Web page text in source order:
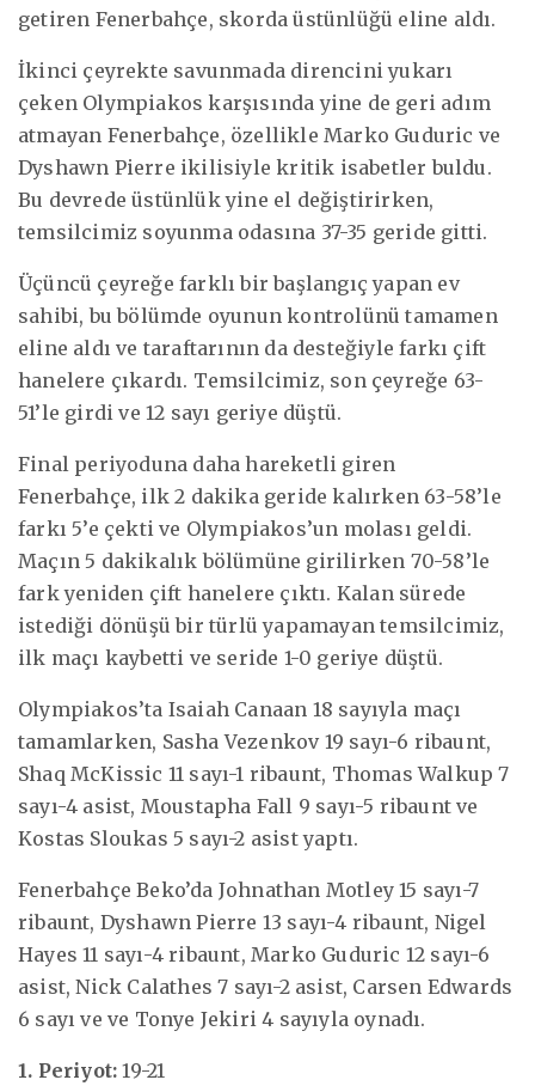
getiren Fenerbahçe, skorda üstünlüğü eline aldı.
İkinci çeyrekte savunmada direncini yukarı
çeken Olympiakos karşısında yine de geri adım
atmayan Fenerbahçe, özellikle Marko Guduric ve
Dyshawn Pierre ikilisiyle kritik isabetler buldu.
Bu devrede üstünlük yine el değiştirirken,
temsilcimiz soyunma odasına 37-35 geride gitti.
Üçüncü çeyreğe farklı bir başlangıç yapan ev
sahibi, bu bölümde oyunun kontrolünü tamamen
eline aldı ve taraftarının da desteğiyle farkı çift
hanelere çıkardı. Temsilcimiz, son çeyreğe 63-
51’le girdi ve 12 sayı geriye düştü.
Final periyoduna daha hareketli giren
Fenerbahçe, ilk 2 dakika geride kalırken 63-58’le
farkı 5’e çekti ve Olympiakos’un molası geldi.
Maçın 5 dakikalık bölümüne girilirken 70-58’le
fark yeniden çift hanelere çıktı. Kalan sürede
istediği dönüşü bir türlü yapamayan temsilcimiz,
ilk maçı kaybetti ve seride 1-0 geriye düştü.
Olympiakos’ta Isaiah Canaan 18 sayıyla maçı
tamamlarken, Sasha Vezenkov 19 sayı-6 ribaunt,
Shaq McKissic 11 sayı-1 ribaunt, Thomas Walkup 7
sayı-4 asist, Moustapha Fall 9 sayı-5 ribaunt ve
Kostas Sloukas 5 sayı-2 asist yaptı.
Fenerbahçe Beko’da Johnathan Motley 15 sayı-7
ribaunt, Dyshawn Pierre 13 sayı-4 ribaunt, Nigel
Hayes 11 sayı-4 ribaunt, Marko Guduric 12 sayı-6
asist, Nick Calathes 7 sayı-2 asist, Carsen Edwards
6 sayı ve ve Tonye Jekiri 4 sayıyla oynadı.
1. Periyot: 19-21